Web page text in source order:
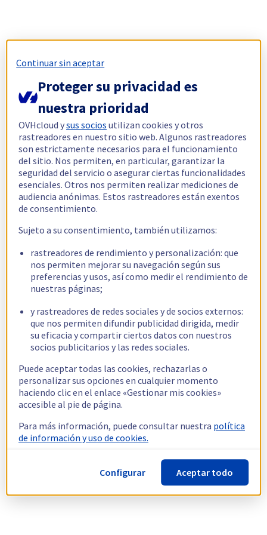
Continuar sin aceptar
Proteger su privacidad es
nuestra prioridad
OVHcloud ysus socios utilizan cookies y otros
rastreadores en nuestro sitio web. Algunos rastreadores
son estrictamente necesarios para el funcionamiento
del sitio. Nos permiten, en particular, garantizar la
seguridad del servicio o asegurar ciertas funcionalidades
esenciales. Otros nos permiten realizar mediciones de
audiencia anónimas. Estos rastreadores están exentos
de consentimiento.
Sujeto a su consentimiento, también utilizamos:
rastreadores de rendimiento y personalización: que
nos permiten mejorar su navegación según sus
preferencias y usos, así como medir el rendimiento de
nuestras páginas;
y rastreadores de redes sociales y de socios externos:
que nos permiten difundir publicidad dirigida, medir
su eficacia y compartir ciertos datos con nuestros
socios publicitarios y las redes sociales.
Puede aceptar todas las cookies, rechazarlas o
personalizar sus opciones en cualquier momento
haciendo clic en el enlace «Gestionar mis cookies»
accesible al pie de página.
Para más información, puede consultar nuestra política
de información y uso de cookies.
Configurar Aceptar todo